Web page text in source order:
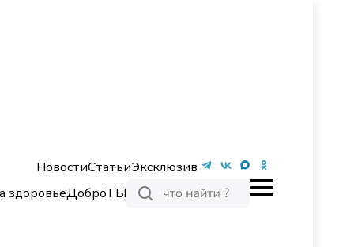
НовостиСтатьиЭксклюзив
здоровьеДоброТЫ